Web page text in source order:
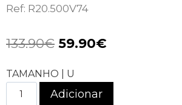
Ref: R20.500V74
133.90€ 59.90€
TAMANHO | U
Adicionar